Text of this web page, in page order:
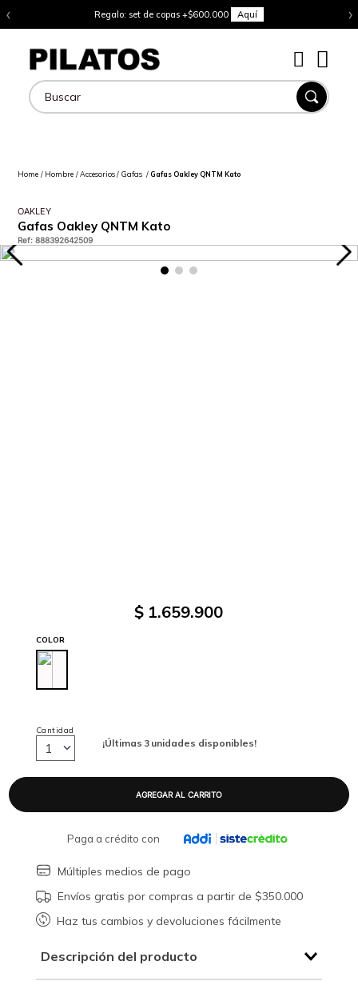
‹ Regalo: set de copas +$600.000 Aquí ›
Buscar
Hombre Accesorios Gafas Gafas Oakley QNTM Kato
OAKLEY
Gafas Oakley QNTM Kato
Ref:888392642509
$ 1.659.900
COLOR
¡Últimas 3 unidades disponibles!
Cantidad
1
Paga a crédito con
Múltiples medios de pago
Envíos gratis por compras a partir de $350.000
Haz tus cambios y devoluciones fácilmente
Descripción del producto